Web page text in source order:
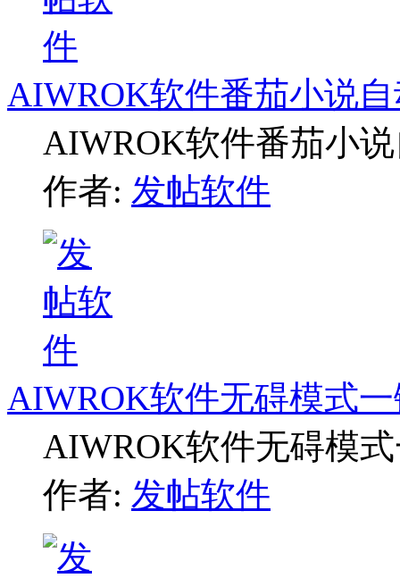
AIWROK软件番茄小说
AIWROK软件番茄小
作者: 发帖软件
AIWROK软件无碍模式
AIWROK软件无碍模
作者: 发帖软件